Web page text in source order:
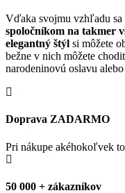
Vďaka svojmu vzhľadu sa
spoločníkom na takmer
elegantný štýl si môžete
bežne v nich môžete
narodeninovú oslavu
Doprava ZADARMO
Pri nákupe akéhokoľvek
50 000 + zákazníkov